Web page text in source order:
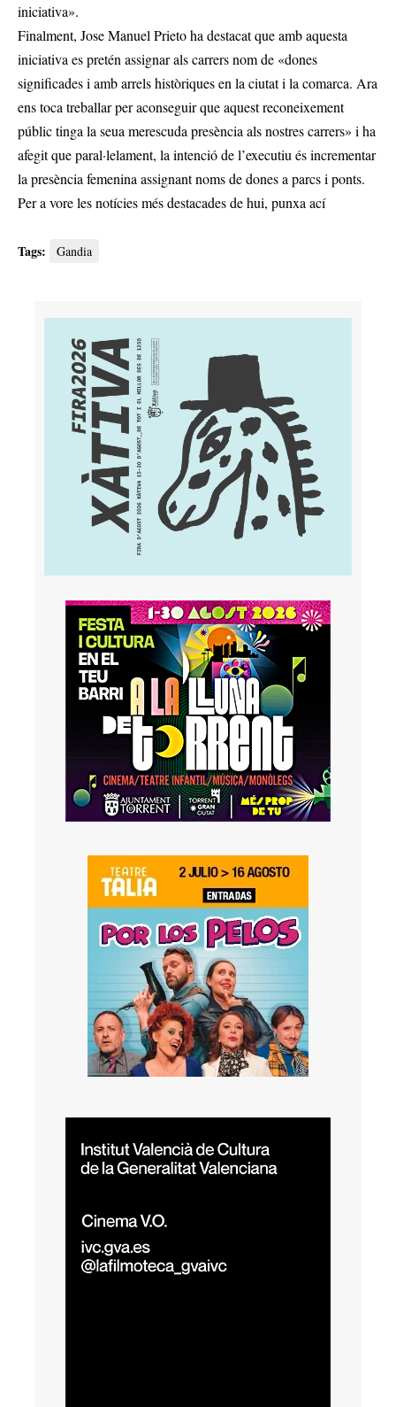
iniciativa».
Finalment, Jose Manuel Prieto ha destacat que amb aquesta
iniciativa es pretén assignar als carrers nom de «dones
significades i amb arrels històriques en la ciutat i la comarca. Ara
ens toca treballar per aconseguir que aquest reconeixement
públic tinga la seua merescuda presència als nostres carrers» i ha
afegit que paral·lelament, la intenció de l’executiu és incrementar
la presència femenina assignant noms de dones a parcs i ponts.
Per a vore les notícies més destacades de hui, punxa ací
Tags: Gandia